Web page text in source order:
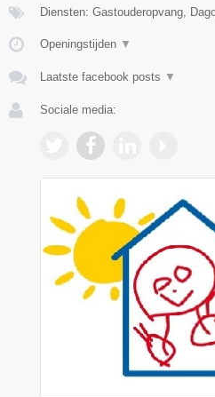
Diensten: Gastouderopvang,
Openingstijden ▼
Laatste facebook posts ▼
Sociale media: